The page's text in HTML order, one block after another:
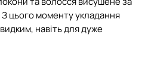
З цього моменту укладання
навіть для дуже